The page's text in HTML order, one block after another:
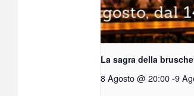
La sagra della
8 Agosto @ 20:00-9